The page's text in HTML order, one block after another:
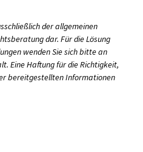
der allgemeinen
dar. Für die Lösung
wenden Sie sich bitte an
Eine Haftung für die Richtigkeit,
bereitgestellten Informationen